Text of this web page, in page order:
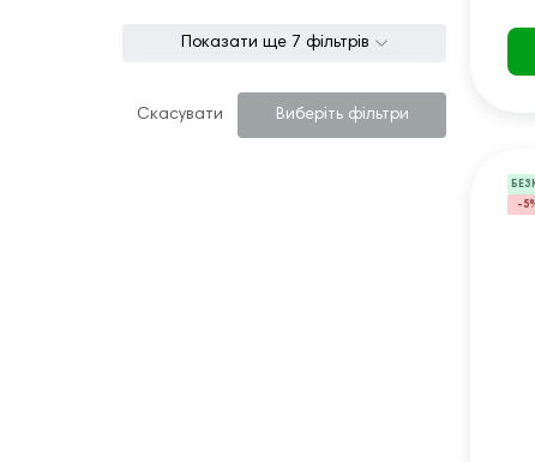
Показати ще 7 фільтрів
Скасувати Виберіть фільтри
-